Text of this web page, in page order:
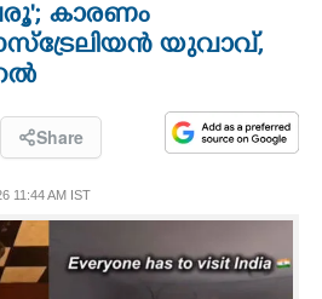
കാരണം
യുവാവ്,​
Share
11:44 AM IST